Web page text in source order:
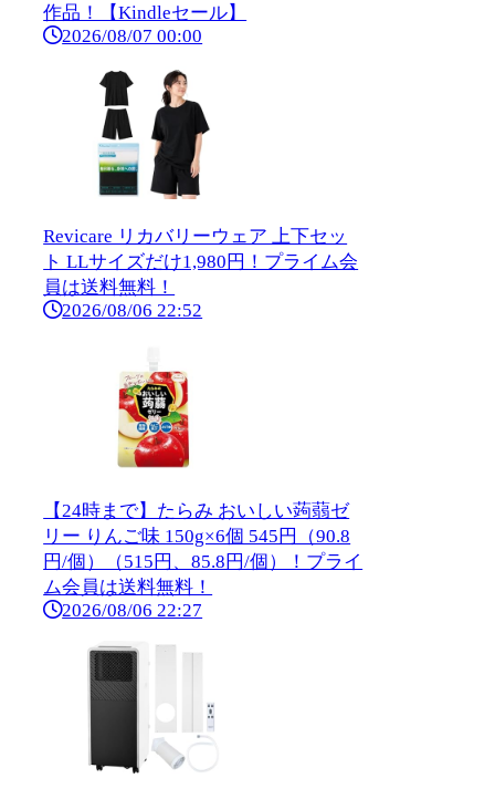
作品！【Kindleセール】
2026/08/07 00:00
Revicare リカバリーウェア 上下セッ
ト LLサイズだけ1,980円！プライム会
員は送料無料！
2026/08/06 22:52
【24時まで】たらみ おいしい蒟蒻ゼ
リー りんご味 150g×6個 545円（90.8
円/個）（515円、85.8円/個）！プライ
ム会員は送料無料！
2026/08/06 22:27